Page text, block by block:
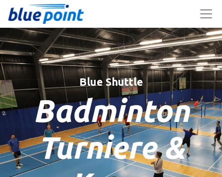
Blue Shuttle
Badminton
Turniere &